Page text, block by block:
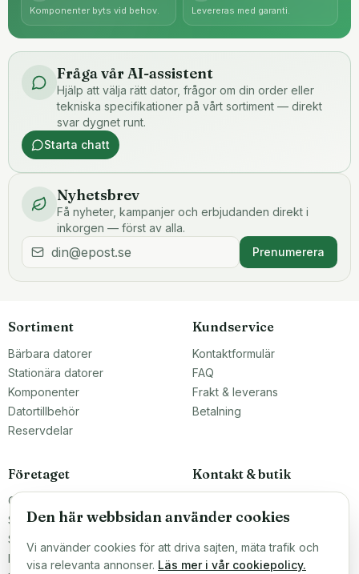
Komponenter byts vid behov. Levereras med garanti.
Fråga vår AI-assistent
Hjälp att välja rätt dator, frågor om din order eller
tekniska specifikationer på vårt sortiment — direkt
svar dygnet runt.
Starta chatt
Nyhetsbrev
Få nyheter, kampanjer och erbjudanden direkt i
inkorgen — först av alla.
Prenumerera
Sortiment
Bärbara datorer
Stationära datorer
Komponenter
Datortillbehör
Reservdelar
Kundservice
Kontaktformulär
FAQ
Frakt & leverans
Betalning
Företaget
Om oss
Större inköp?
Sälj till oss
Köpvillkor
Kontakt & butik
Malmö, Sverige
ÖPPETTIDER
Den här webbsidan använder cookies
Vi använder cookies för att driva sajten, mäta trafik och
visa relevanta annonser. Läs mer i vår cookiepolicy.